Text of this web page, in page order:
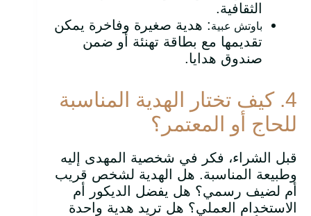
الثقافية.
باوتش عبية: هدية صغيرة وفاخرة يمكن
تقديمها مع بطاقة تهنئة أو ضمن
صندوق هدايا.
4. كيف تختار الهدية المناسبة
للحاج أو المعتمر؟
قبل الشراء، فكر في شخصية المهدى إليه
وطبيعة المناسبة. هل الهدية لشخص قريب
أم لضيف رسمي؟ هل يفضل الديكور أم
الاستخدام العملي؟ هل تريد هدية واحدة